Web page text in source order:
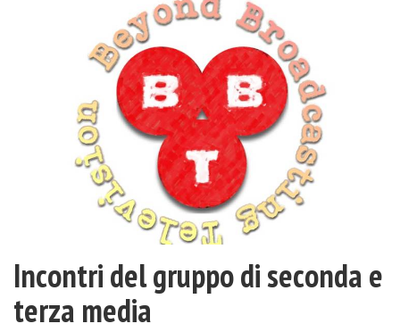
Incontri del gruppo di seconda e
terza media